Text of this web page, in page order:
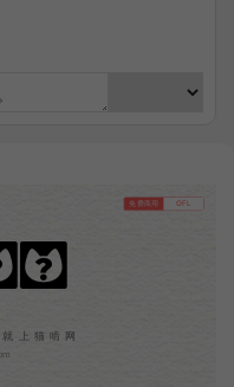
免费商用 OFL
宋
上猫啃网